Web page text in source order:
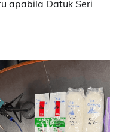
apabila Datuk Seri